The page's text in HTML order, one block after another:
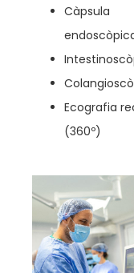
Càpsula
Ecografia
(360º)